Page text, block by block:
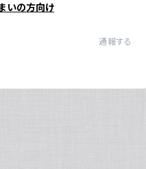
いの方向け
通報する